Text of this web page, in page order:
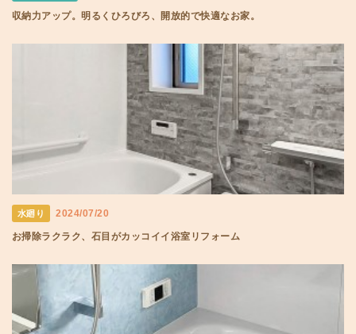
収納力アップ。明るくひろびろ、開放的で快適なお家。
水廻り 2024/07/20
お掃除ラクラク、石目がカッコイイ浴室リフォーム